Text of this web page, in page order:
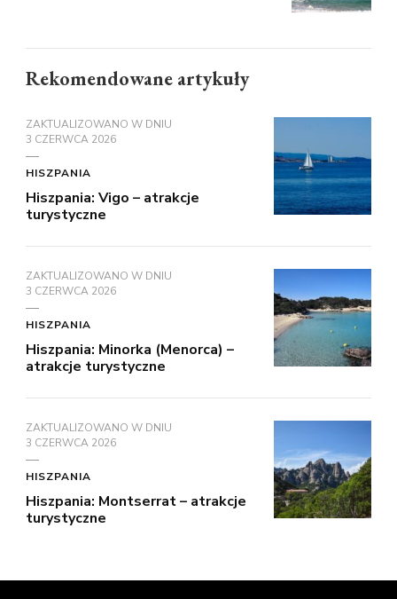
Rekomendowane artykuły
ZAKTUALIZOWANO W DNIU
3 CZERWCA 2026
HISZPANIA
Hiszpania: Vigo – atrakcje
turystyczne
ZAKTUALIZOWANO W DNIU
3 CZERWCA 2026
HISZPANIA
Hiszpania: Minorka (Menorca) –
atrakcje turystyczne
ZAKTUALIZOWANO W DNIU
3 CZERWCA 2026
HISZPANIA
Hiszpania: Montserrat – atrakcje
turystyczne